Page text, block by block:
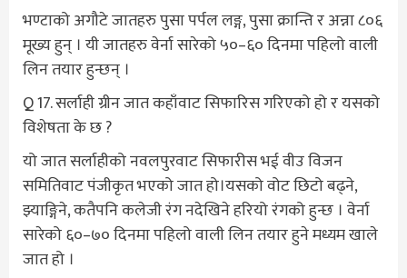
भण्टाको अगौटे जातहरु पुसा पर्पल लङ्ग, पुसा क्रान्ति र अन्ना ८०६
मूख्य हुन् । यी जातहरु वेर्ना सारेको ५०–६० दिनमा पहिलो वाली
लिन तयार हुन्छन् ।
Q 17. सर्लाही ग्रीन जात कहाँवाट सिफारिस गरिएको हो र यसको
विशेषता के छ ?
यो जात सर्लाहीको नवलपुरवाट सिफारीस भई वीउ विजन
समितिवाट पंजीकृत भएको जात हो।यसको वोट छिटो बढ्ने,
झ्याङ्गिने, कतैपनि कलेजी रंग नदेखिने हरियो रंगको हुन्छ । वेर्ना
सारेको ६०–७० दिनमा पहिलो वाली लिन तयार हुने मध्यम खाले
जात हो ।